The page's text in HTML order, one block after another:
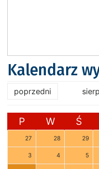
Kalendarz
poprzedni
P W Ś
27 28 29
3 4 5